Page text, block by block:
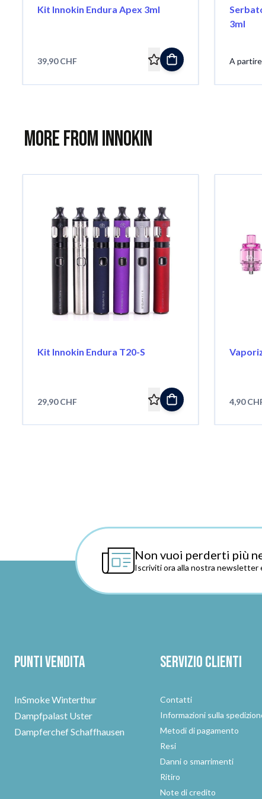
Kit Innokin Endura Apex 3ml
39,90 CHF
3ml
A
More from Innokin
Kit Innokin Endura T20-S
29,90 CHF 4,90
Non vuoi perderti più
Iscriviti ora alla nostra newsletter
Punti vendita
InSmoke Winterthur
Dampfpalast Uster
Dampferchef Schaffhausen
Servizio clienti
Contatti
Informazioni sulla
Metodi di pagamento
Resi
Danni o smarrimenti
Ritiro
Note di credito